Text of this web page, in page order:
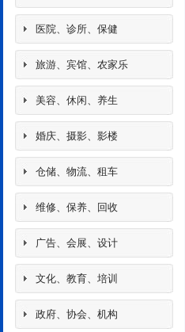
医院、诊所、保健
旅游、宾馆、农家乐
美容、休闲、养生
婚庆、摄影、影楼
仓储、物流、租车
维修、保养、回收
广告、会展、设计
文化、教育、培训
政府、协会、机构